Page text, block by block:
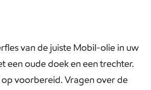
van de juiste Mobil-olie in uw
een oude doek en een trechter.
voorbereid. Vragen over de